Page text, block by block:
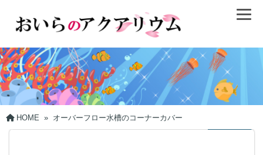
HOME » オーバーフロー水槽のコーナーカバー